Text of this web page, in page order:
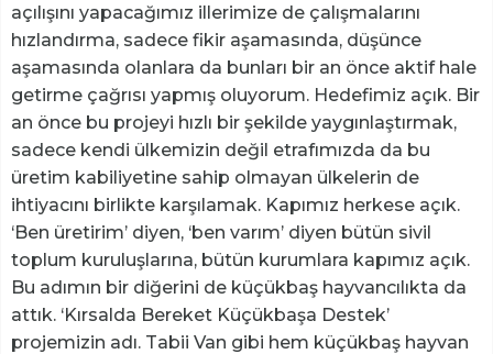
açılışını yapacağımız illerimize de çalışmalarını
hızlandırma, sadece fikir aşamasında, düşünce
aşamasında olanlara da bunları bir an önce aktif hale
getirme çağrısı yapmış oluyorum. Hedefimiz açık. Bir
an önce bu projeyi hızlı bir şekilde yaygınlaştırmak,
sadece kendi ülkemizin değil etrafımızda da bu
üretim kabiliyetine sahip olmayan ülkelerin de
ihtiyacını birlikte karşılamak. Kapımız herkese açık.
‘Ben üretirim’ diyen, ‘ben varım’ diyen bütün sivil
toplum kuruluşlarına, bütün kurumlara kapımız açık.
Bu adımın bir diğerini de küçükbaş hayvancılıkta da
attık. ‘Kırsalda Bereket Küçükbaşa Destek’
projemizin adı. Tabii Van gibi hem küçükbaş hayvan